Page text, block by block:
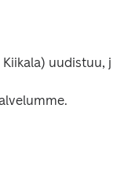
Kiikala) uudistuu,